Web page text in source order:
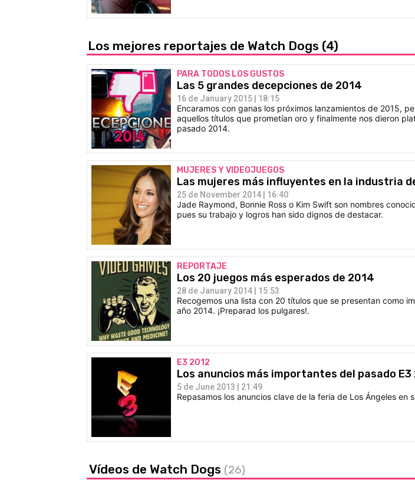
Los mejores reportajes de Watch Dogs (4)
PARA TODOS LOS GUSTOS
Las 5 grandes decepciones de 2014
16 de January 2015 | 18:15
Encaramos con ganas los próximos lanzamientos de 2015,
aquellos títulos que prometían oro y finalmente nos dieron
pasado 2014.
MUJERES Y VIDEOJUEGOS
Las mujeres más influyentes en la industria
25 de November 2014 | 16:40
Jade Raymond, Bonnie Ross o Kim Swift son nombres
pues su trabajo y logros han sido dignos de destacar.
REPORTAJE
Los 20 juegos más esperados de 2014
28 de January 2014 | 15:53
Recogemos una lista con 20 títulos que se presentan como
año 2014. ¡Preparad los pulgares!.
E3 2012
Los anuncios más importantes del pasado E3
5 de June 2013 | 21:49
Repasamos los anuncios clave de la feria de Los Ángeles en
Vídeos de Watch Dogs (26)